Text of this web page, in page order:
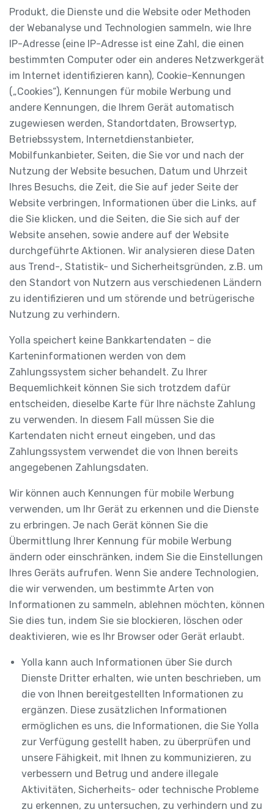
Produkt, die Dienste und die Website oder Methoden
der Webanalyse und Technologien sammeln, wie Ihre
IP-Adresse (eine IP-Adresse ist eine Zahl, die einen
bestimmten Computer oder ein anderes Netzwerkgerät
im Internet identifizieren kann), Cookie-Kennungen
(„Cookies“), Kennungen für mobile Werbung und
andere Kennungen, die Ihrem Gerät automatisch
zugewiesen werden, Standortdaten, Browsertyp,
Betriebssystem, Internetdienstanbieter,
Mobilfunkanbieter, Seiten, die Sie vor und nach der
Nutzung der Website besuchen, Datum und Uhrzeit
Ihres Besuchs, die Zeit, die Sie auf jeder Seite der
Website verbringen, Informationen über die Links, auf
die Sie klicken, und die Seiten, die Sie sich auf der
Website ansehen, sowie andere auf der Website
durchgeführte Aktionen. Wir analysieren diese Daten
aus Trend-, Statistik- und Sicherheitsgründen, z.B. um
den Standort von Nutzern aus verschiedenen Ländern
zu identifizieren und um störende und betrügerische
Nutzung zu verhindern.
Yolla speichert keine Bankkartendaten – die
Karteninformationen werden von dem
Zahlungssystem sicher behandelt. Zu Ihrer
Bequemlichkeit können Sie sich trotzdem dafür
entscheiden, dieselbe Karte für Ihre nächste Zahlung
zu verwenden. In diesem Fall müssen Sie die
Kartendaten nicht erneut eingeben, und das
Zahlungssystem verwendet die von Ihnen bereits
angegebenen Zahlungsdaten.
Wir können auch Kennungen für mobile Werbung
verwenden, um Ihr Gerät zu erkennen und die Dienste
zu erbringen. Je nach Gerät können Sie die
Übermittlung Ihrer Kennung für mobile Werbung
ändern oder einschränken, indem Sie die Einstellungen
Ihres Geräts aufrufen. Wenn Sie andere Technologien,
die wir verwenden, um bestimmte Arten von
Informationen zu sammeln, ablehnen möchten, können
Sie dies tun, indem Sie sie blockieren, löschen oder
deaktivieren, wie es Ihr Browser oder Gerät erlaubt.
Yolla kann auch Informationen über Sie durch
Dienste Dritter erhalten, wie unten beschrieben, um
die von Ihnen bereitgestellten Informationen zu
ergänzen. Diese zusätzlichen Informationen
ermöglichen es uns, die Informationen, die Sie Yolla
zur Verfügung gestellt haben, zu überprüfen und
unsere Fähigkeit, mit Ihnen zu kommunizieren, zu
verbessern und Betrug und andere illegale
Aktivitäten, Sicherheits- oder technische Probleme
zu erkennen, zu untersuchen, zu verhindern und zu